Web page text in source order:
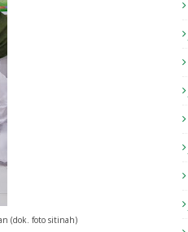
(dok. foto sitinah)